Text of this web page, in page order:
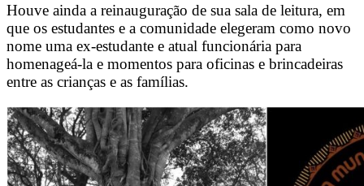
Houve ainda a reinauguração de sua sala de leitura, em
que os estudantes e a comunidade elegeram como novo
nome uma ex-estudante e atual funcionária para
homenageá-la e momentos para oficinas e brincadeiras
entre as crianças e as famílias.